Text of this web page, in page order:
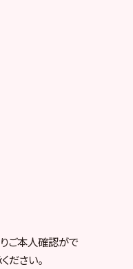
ご本人確認がで
ださい。